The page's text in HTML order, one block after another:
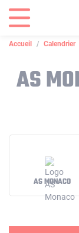
Accueil Calendrier
AS
AS MONACO
Panneau de gestion